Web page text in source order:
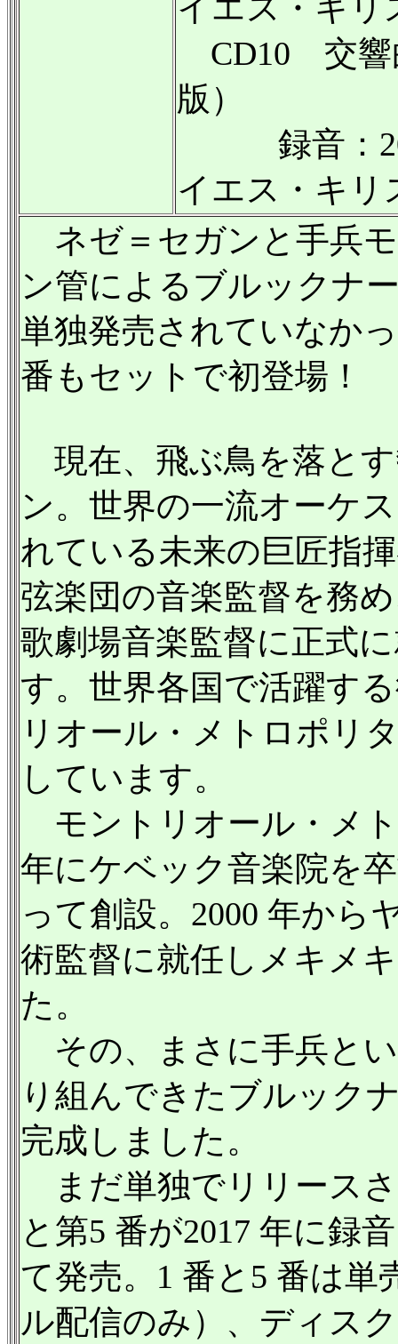
イエス・キリ
CD10 交響
版）
録音：
イエス・キリ
ネゼ＝セガンと手兵
ン管によるブルックナ
単独発売されていなか
番もセットで初登場！
現在、飛ぶ鳥を落と
ン。世界の一流オーケ
れている未来の巨匠指
弦楽団の音楽監督を務
歌劇場音楽監督に正式
す。世界各国で活躍す
リオール・メトロポリ
しています。
モントリオール・メ
年にケベック音楽院を
って創設。2000 年から
術監督に就任しメキメ
た。
その、まさに手兵と
り組んできたブルック
完成しました。
まだ単独でリリース
と第5 番が2017 年に録
て発売。1 番と5 番は
ル配信のみ）、ディス